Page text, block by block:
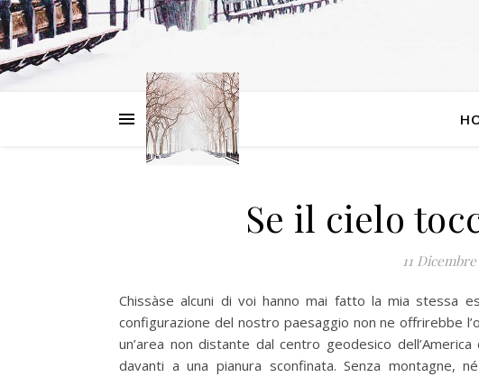
Se il cielo
11 Dicembre
Chissàse alcuni di voi hanno mai fatto la mia stessa
configurazione del nostro paesaggio non ne offrirebbe
un’area non distante dal centro geodesico
davanti a una pianura sconfinata. Senza montagne,